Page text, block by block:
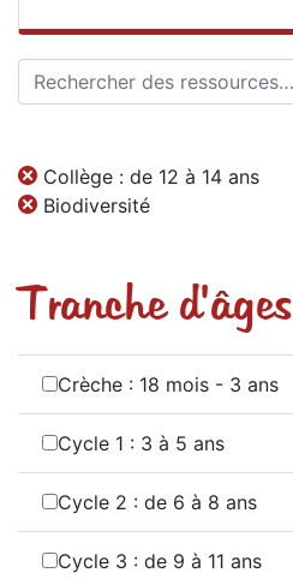
Collège : de 12 à 14 ans
Biodiversité
Tranche d'âges
Crèche : 18 mois - 3 ans
Cycle 1 : 3 à 5 ans
Cycle 2 : de 6 à 8 ans
Cycle 3 : de 9 à 11 ans